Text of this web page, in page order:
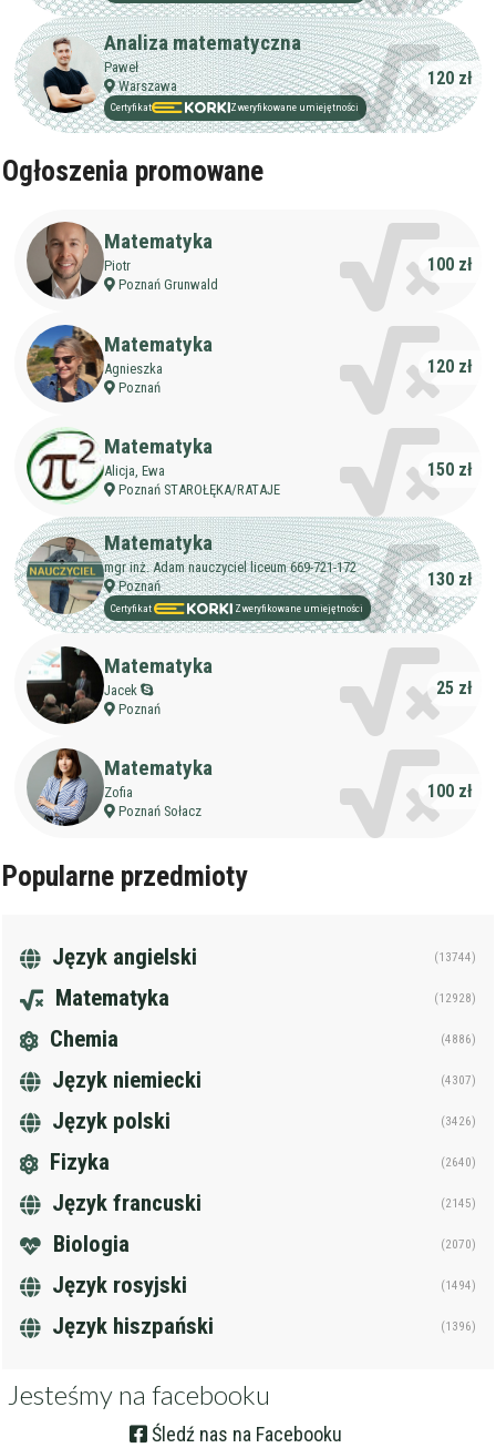
darmowa lekcja próbna
kalendarz korepetycji
prace pisemne (pomoc)
Zakres nauczania
Nauczanie przedszkolne
Szkoła podstawowa
Gimnazjum
Liceum
Przygotowania do matury
Przygotowania do studiów
Studia
Dorośli
Miejsce korepetycji
u ucznia
u korepetytora
online
Wykształcenie
Doświadczenie
korepetytora
Staż korepetytora
Wiek korepetytora od do lat
Płeć korepetytora
bez znaczenia
Filtruj
Analiza matematyczna
Paweł
Warszawa
Certyfikat Zweryfikowane umiejętności
120 zł
Ogłoszenia promowane
Matematyka
Piotr
Poznań Grunwald
100 zł
Matematyka
Agnieszka
Poznań
120 zł
Matematyka
Alicja, Ewa
Poznań STAROŁĘKA/RATAJE
150 zł
Matematyka
mgr inż. Adam nauczyciel liceum 669-721-172
Poznań
Certyfikat Zweryfikowane umiejętności
130 zł
Matematyka
Jacek
Poznań
25 zł
Matematyka
Zofia
Poznań Sołacz
100 zł
Popularne przedmioty
Język angielski (13744)
Matematyka (12928)
Chemia (4886)
Język niemiecki (4307)
Język polski (3426)
Fizyka (2640)
Język francuski (2145)
Biologia (2070)
Język rosyjski (1494)
Język hiszpański (1396)
Jesteśmy na facebooku
Śledź nas na Facebooku